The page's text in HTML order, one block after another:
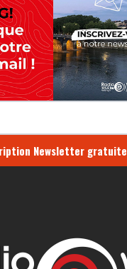
Newsletter gratuite